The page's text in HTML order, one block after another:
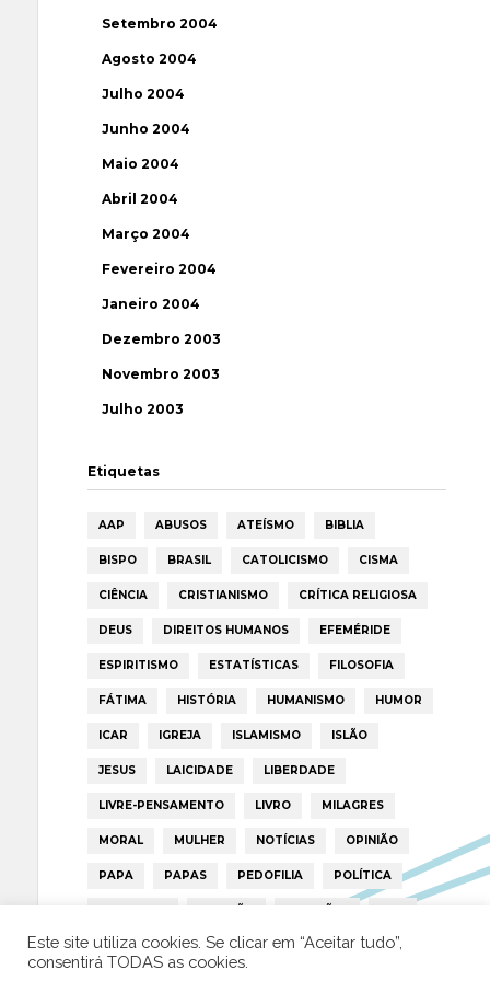
Setembro 2004
Agosto 2004
Julho 2004
Junho 2004
Maio 2004
Abril 2004
Março 2004
Fevereiro 2004
Janeiro 2004
Dezembro 2003
Novembro 2003
Julho 2003
Etiquetas
AAP ABUSOS ATEÍSMO BIBLIA
BISPO BRASIL CATOLICISMO CISMA
CIÊNCIA CRISTIANISMO CRÍTICA RELIGIOSA
DEUS DIREITOS HUMANOS EFEMÉRIDE
ESPIRITISMO ESTATÍSTICAS FILOSOFIA
FÁTIMA HISTÓRIA HUMANISMO HUMOR
ICAR IGREJA ISLAMISMO ISLÃO
JESUS LAICIDADE LIBERDADE
LIVRE-PENSAMENTO LIVRO MILAGRES
MORAL MULHER NOTÍCIAS OPINIÃO
PAPA PAPAS PEDOFILIA POLÍTICA
PORTUGAL RELIGIÃO RELIGIÕES RTP
TRUMP VATICANO
Este site utiliza cookies. Se clicar em “Aceitar tudo”,
consentirá TODAS as cookies.